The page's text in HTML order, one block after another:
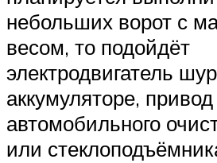
небольших ворот с
весом, то подойдёт
электродвигатель
аккумуляторе, привод
автомобильного
или